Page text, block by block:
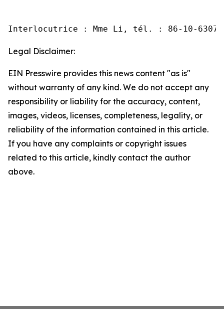
Interlocutrice : Mme Li, tél. : 86-10-
Legal Disclaimer:
EIN Presswire provides this news content "as is"
without warranty of any kind. We do not accept any
responsibility or liability for the accuracy, content,
images, videos, licenses, completeness, legality, or
reliability of the information contained in this article.
If you have any complaints or copyright issues
related to this article, kindly contact the author
above.